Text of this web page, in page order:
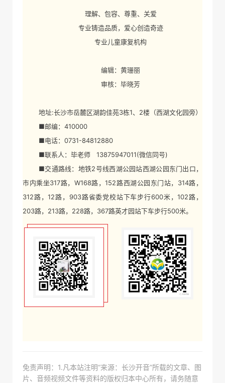
理解、包容、尊重、关爱
专业铸造品质，爱心创造奇迹
专业儿童康复机构
编辑：黄珊丽
审核： 毕晓芳
地址:长沙市岳麓区湖韵佳苑3栋1、2楼（西湖文化园旁）
■邮编：410000
■电话：0731-84812880
■联系人：毕老师 13875947011(微信同号)
■交通路线：地铁2号线西湖公园站西湖公园东门出口，
市内乘坐317路，W168路，152路西湖公园东门站，314路，
312路，12路，903路省委党校站下车步行600米，102路，
203路，213路，228路，367路英才园站下车步行500米。
免责声明：1.凡本站注明“来源：长沙开音”所载的文章、图
片、音频视频文件等资料的版权归本中心所有，请务随意